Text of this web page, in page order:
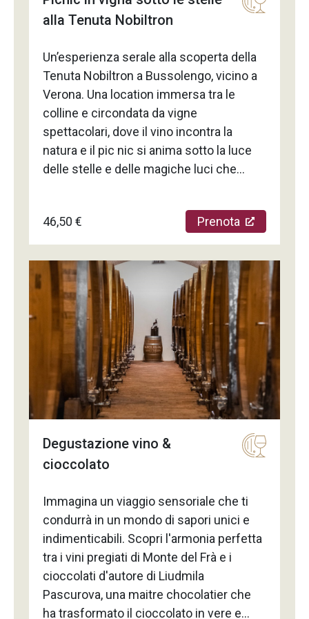
alla Tenuta Nobiltron
Un’esperienza serale alla scoperta della
Tenuta Nobiltron a Bussolengo, vicino a
Verona. Una location immersa tra le
colline e circondata da vigne
spettacolari, dove il vino incontra la
natura e il pic nic si anima sotto la luce
delle stelle e delle magiche luci che
pregiato vino naturale, biodinamico e
biologico di produzione propria
accompagnato dai sapori autentici della
cucina locale preparati al momento da
chef esperti, il tutto accompagnato da
musica dal vivo con band sempre
differenti o karaoke. Lasciati conquistare
dall’atmosfera mozzafiato della vigna e
concediti un momento di puro piacere,
relax e divertimento. I menù Menù
classico: Tagliere di salumi e formaggi,
riso freddo o cous cous di verdure,
bottiglia di acqua. Menù Tortellino: Roast
Beef di Black Angus su un letto di rucola
Tortellini tipo Valeggio burro e salvia,
cipolle caramellate, pane e mezza
bottiglia d'acqua. Menù Polpetta: Vere
polpette di Verona, mini tagliere di salumi
e formaggi, riso freddo o cous cous di
verdure, cipolle caramellate, pane e
46,50 € Prenota
Degustazione vino &
cioccolato
Immagina un viaggio sensoriale che ti
condurrà in un mondo di sapori unici e
indimenticabili. Scopri l'armonia perfetta
tra i vini pregiati di Monte del Frà e i
cioccolati d'autore di Liudmila
Pascurova, una maitre chocolatier che
ha trasformato il cioccolato in vere e